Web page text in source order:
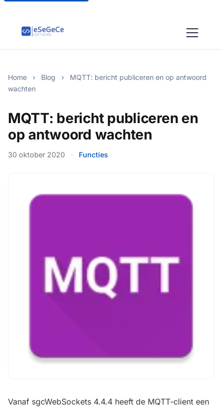
Home › Blog ›
MQTT: bericht publiceren en op antwoord
wachten
MQTT: bericht publiceren en
op antwoord wachten
30 oktober 2020 · Functies
Vanaf sgcWebSockets 4.4.4 heeft de MQTT-client een